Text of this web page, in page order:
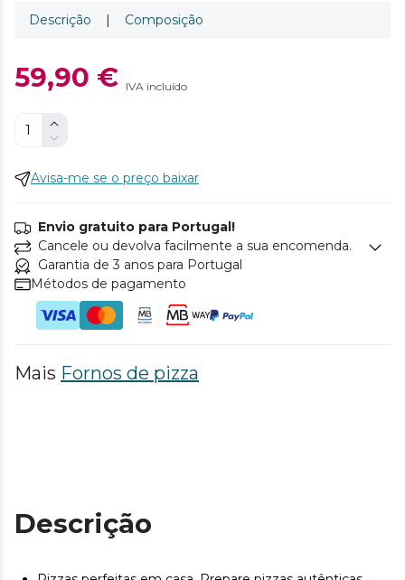
Descrição | Composição
59,90 € IVA incluído
Avisa-me se o preço baixar
Envio gratuito para Portugal!
Cancele ou devolva facilmente a sua encomenda.
Garantia de 3 anos para Portugal
Métodos de pagamento
Mais Fornos de pizza
Descrição